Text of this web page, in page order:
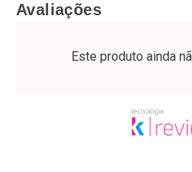
Laboratório
Por Menos
Avaliações
Este produto ainda